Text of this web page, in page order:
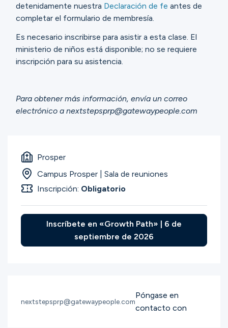
Español
detenidamente nuestra Declaración de fe antes de
completar el formulario de membresía.
Es necesario inscribirse para asistir a esta clase. El
ministerio de niños está disponible; no se requiere
inscripción para su asistencia.
Para obtener más información, envía un correo
electrónico a nextstepsprp@gatewaypeople.com
Prosper
Campus Prosper | Sala de reuniones
Inscripción: Obligatorio
Inscríbete en «Growth Path» | 6 de
septiembre de 2026
nextstepsprp@gatewaypeople.com
Póngase en
contacto con